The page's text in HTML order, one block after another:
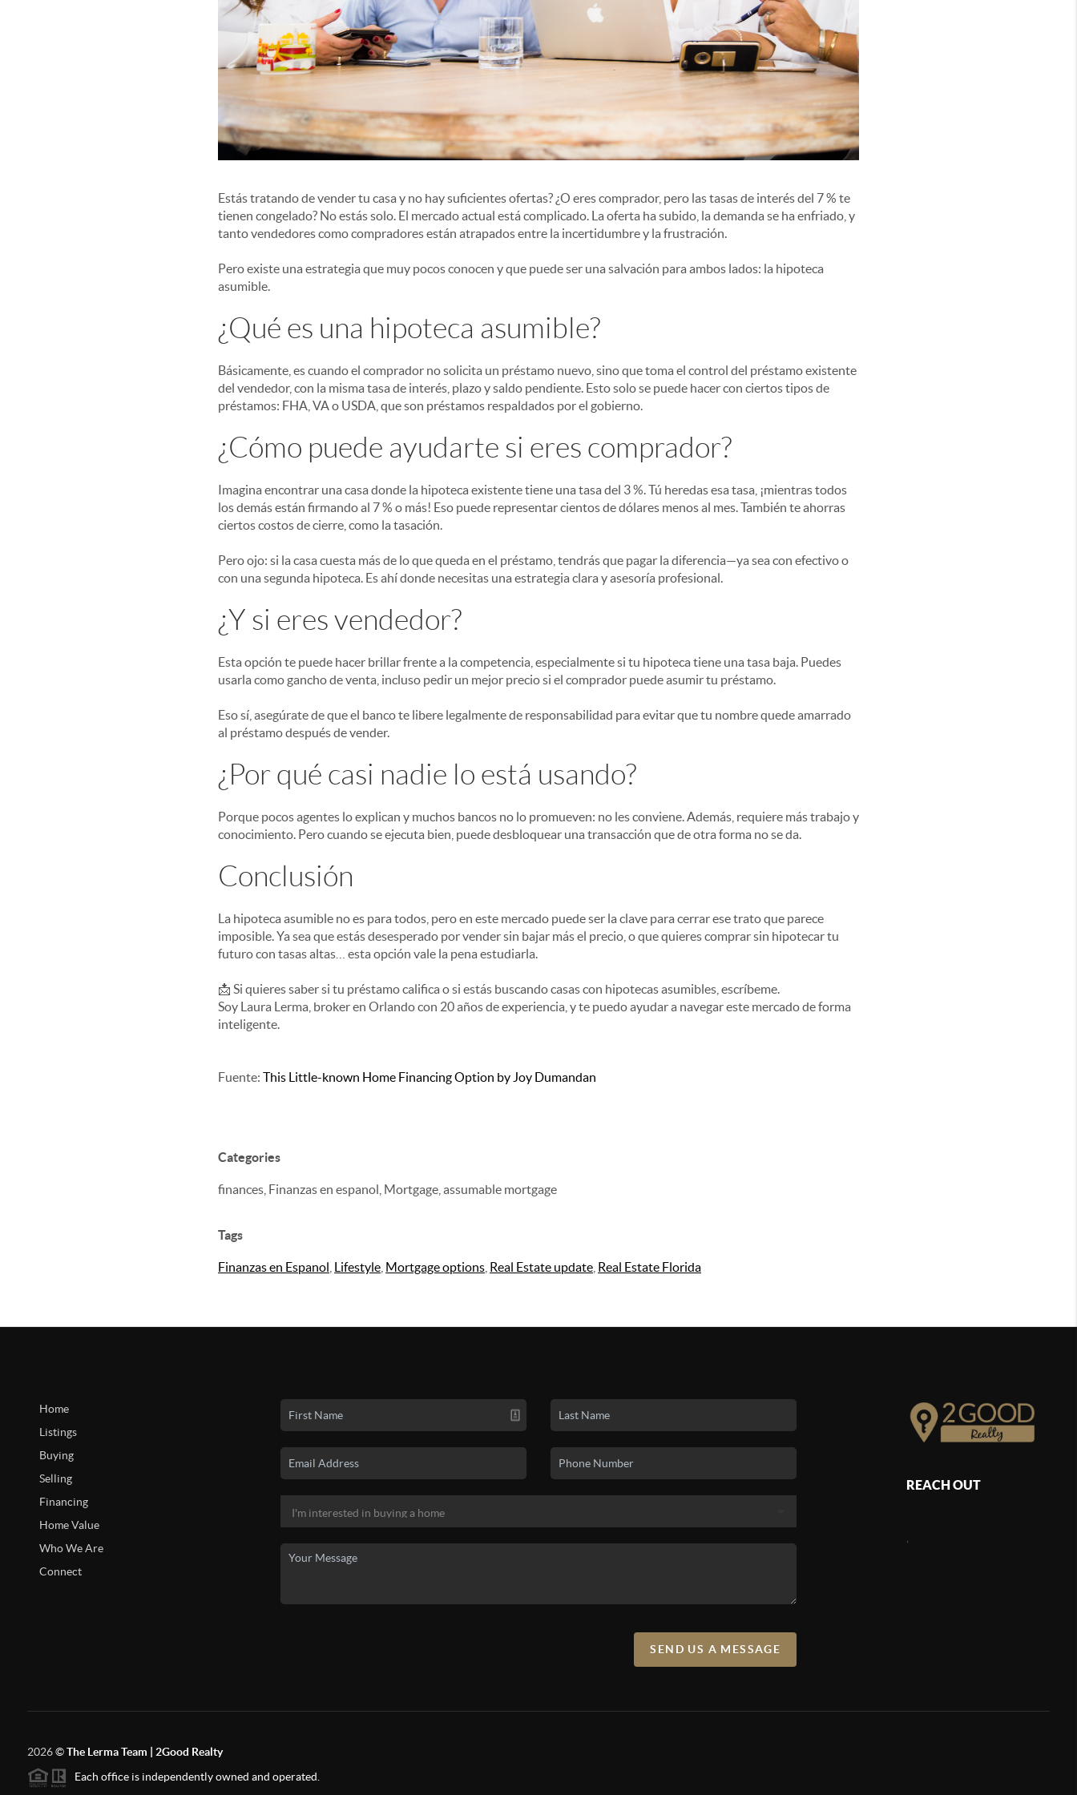
Estás tratando de vender tu casa y no hay suficientes ofertas? ¿O eres comprador, pero las tasas de interés del 7 % te
tienen congelado? No estás solo. El mercado actual está complicado. La oferta ha subido, la demanda se ha enfriado, y
tanto vendedores como compradores están atrapados entre la incertidumbre y la frustración.
Pero existe una estrategia que muy pocos conocen y que puede ser una salvación para ambos lados: la hipoteca
asumible.
¿Qué es una hipoteca asumible?
Básicamente, es cuando el comprador no solicita un préstamo nuevo, sino que toma el control del préstamo existente
del vendedor, con la misma tasa de interés, plazo y saldo pendiente. Esto solo se puede hacer con ciertos tipos de
préstamos: FHA, VA o USDA, que son préstamos respaldados por el gobierno.
¿Cómo puede ayudarte si eres comprador?
Imagina encontrar una casa donde la hipoteca existente tiene una tasa del 3 %. Tú heredas esa tasa, ¡mientras todos
los demás están firmando al 7 % o más! Eso puede representar cientos de dólares menos al mes. También te ahorras
ciertos costos de cierre, como la tasación.
Pero ojo: si la casa cuesta más de lo que queda en el préstamo, tendrás que pagar la diferencia—ya sea con efectivo o
con una segunda hipoteca. Es ahí donde necesitas una estrategia clara y asesoría profesional.
¿Y si eres vendedor?
Esta opción te puede hacer brillar frente a la competencia, especialmente si tu hipoteca tiene una tasa baja. Puedes
usarla como gancho de venta, incluso pedir un mejor precio si el comprador puede asumir tu préstamo.
Eso sí, asegúrate de que el banco te libere legalmente de responsabilidad para evitar que tu nombre quede amarrado
al préstamo después de vender.
¿Por qué casi nadie lo está usando?
Porque pocos agentes lo explican y muchos bancos no lo promueven: no les conviene. Además, requiere más trabajo y
conocimiento. Pero cuando se ejecuta bien, puede desbloquear una transacción que de otra forma no se da.
Conclusión
La hipoteca asumible no es para todos, pero en este mercado puede ser la clave para cerrar ese trato que parece
imposible. Ya sea que estás desesperado por vender sin bajar más el precio, o que quieres comprar sin hipotecar tu
futuro con tasas altas… esta opción vale la pena estudiarla.
📩 Si quieres saber si tu préstamo califica o si estás buscando casas con hipotecas asumibles, escríbeme.
Soy Laura Lerma, broker en Orlando con 20 años de experiencia, y te puedo ayudar a navegar este mercado de forma
inteligente.
Fuente: This Little-known Home Financing Option by Joy Dumandan
Categories
finances, Finanzas en espanol, Mortgage, assumable mortgage
Tags
Finanzas en Espanol Lifestyle Mortgage options Real Estate update Real Estate Florida
Home
Listings
Buying
Selling
Financing
Home Value
Who We Are
Connect
SEND US A MESSAGE
REACH OUT
2026©The Lerma Team | 2Good Realty
Each office is independently owned and operated.